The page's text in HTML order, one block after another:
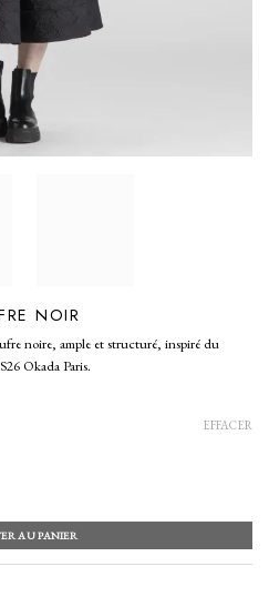
NOIR
noire, ample et structuré, inspiré du
Okada Paris.
EFFACER
AU PANIER